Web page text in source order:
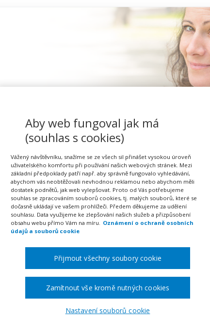
Přihlásit se
E-mail
Pamatovat si mě
Aby web fungoval jak má
(souhlas s cookies)
Vážený návštěvníku, snažíme se ze všech sil přinášet vysokou úroveň
uživatelského komfortu při používání našich webových stránek. Mezi
základní předpoklady patří např. aby správně fungovalo vyhledávání,
abychom vás neobtěžovali nevhodnou reklamou nebo abychom měli
dostatek podnětů, jak web vylepšovat. Proto od Vás potřebujeme
souhlas se zpracováním souborů cookies, tj. malých souborů, které se
dočasně ukládají ve vašem prohlížeči. Předem děkujeme za udělení
souhlasu. Data využijeme ke zlepšování našich služeb a přizpůsobení
obsahu webu přímo Vám na míru. Oznámení o ochraně osobních
údajů a souborů cookie
Nastavení souborů cookie
Zamítnout vše kromě nutných cookies
Přijmout všechny soubory cookie